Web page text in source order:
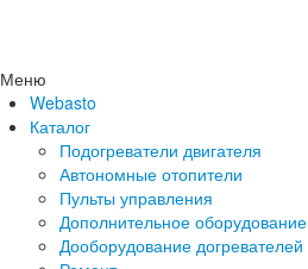
Меню
Webasto
Каталог
Подогреватели двигателя
Автономные отопители
Пульты управления
Дополнительное оборудование
Дооборудование догревателей